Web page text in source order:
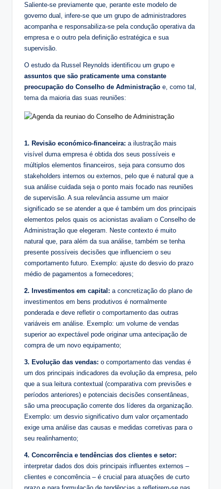
Saliente-se previamente que, perante este modelo de
governo dual, infere-se que um grupo de administradores
acompanha e responsabiliza-se pela condução operativa da
empresa e o outro pela definição estratégica e sua
supervisão.
O estudo da Russel Reynolds identificou um grupo e
assuntos que são praticamente uma constante
preocupação do Conselho de Administração e, como tal,
tema da maioria das suas reuniões:
1. Revisão económico-financeira: a ilustração mais
visível duma empresa é obtida dos seus possíveis e
múltiplos elementos financeiros, seja para consumo dos
stakeholders internos ou externos, pelo que é natural que a
sua análise cuidada seja o ponto mais focado nas reuniões
de supervisão. A sua relevância assume um maior
significado se se atender a que é também um dos principais
elementos pelos quais os acionistas avaliam o Conselho de
Administração que elegeram. Neste contexto é muito
natural que, para além da sua análise, também se tenha
presente possíveis decisões que influenciem o seu
comportamento futuro. Exemplo: ajuste do desvio do prazo
médio de pagamentos a fornecedores;
2. Investimentos em capital: a concretização do plano de
investimentos em bens produtivos é normalmente
ponderada e deve refletir o comportamento das outras
variáveis em análise. Exemplo: um volume de vendas
superior ao expectável pode originar uma antecipação de
compra de um novo equipamento;
3. Evolução das vendas: o comportamento das vendas é
um dos principais indicadores da evolução da empresa, pelo
que a sua leitura contextual (comparativa com previsões e
períodos anteriores) e potenciais decisões consentâneas,
são uma preocupação corrente dos líderes da organização.
Exemplo: um desvio significativo dum valor orçamentado
exige uma análise das causas e medidas corretivas para o
seu realinhamento;
4. Concorrência e tendências dos clientes e setor:
interpretar dados dos dois principais influentes externos –
clientes e concorrência – é crucial para atuações de curto